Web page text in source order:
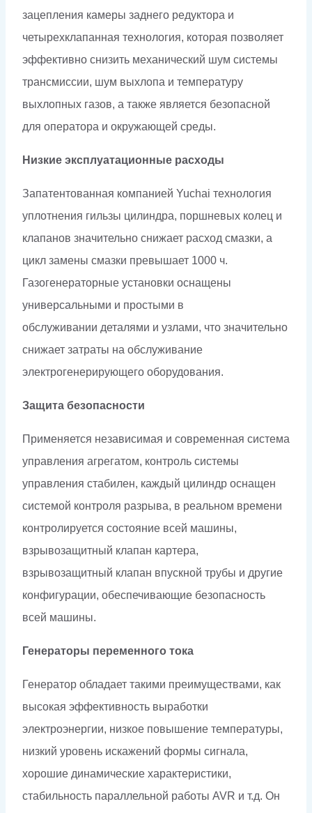
зацепления камеры заднего редуктора и
четырехклапанная технология, которая позволяет
эффективно снизить механический шум системы
трансмиссии, шум выхлопа и температуру
выхлопных газов, а также является безопасной
для оператора и окружающей среды.
Низкие эксплуатационные расходы
Запатентованная компанией Yuchai технология
уплотнения гильзы цилиндра, поршневых колец и
клапанов значительно снижает расход смазки, а
цикл замены смазки превышает 1000 ч.
Газогенераторные установки оснащены
универсальными и простыми в
обслуживании деталями и узлами, что значительно
снижает затраты на обслуживание
электрогенерирующего оборудования.
Защита безопасности
Применяется независимая и современная система
управления агрегатом, контроль системы
управления стабилен, каждый цилиндр оснащен
системой контроля разрыва, в реальном времени
контролируется состояние всей машины,
взрывозащитный клапан картера,
взрывозащитный клапан впускной трубы и другие
конфигурации, обеспечивающие безопасность
всей машины.
Генераторы переменного тока
Генератор обладает такими преимуществами, как
высокая эффективность выработки
электроэнергии, низкое повышение температуры,
низкий уровень искажений формы сигнала,
хорошие динамические характеристики,
стабильность параллельной работы AVR и т.д. Он